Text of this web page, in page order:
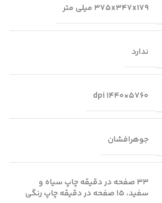
375x347x179 میلی‌ متر
ندارد
5760×1440 dpi
جوهرافشان
33 صفحه در دقیقه چاپ سیاه و
سفید، 15 صفحه در دقیقه چاپ رنگی